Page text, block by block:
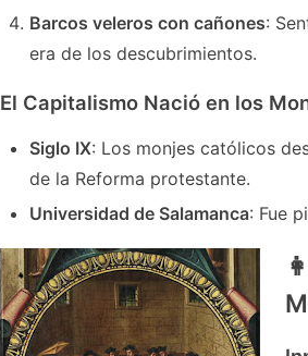
Barcos veleros con cañones:
era de los descubrimientos.
El Capitalismo Nació en los
Siglo IX: Los monjes católicos
de la Reforma protestante.
Universidad de Salamanca: Fue